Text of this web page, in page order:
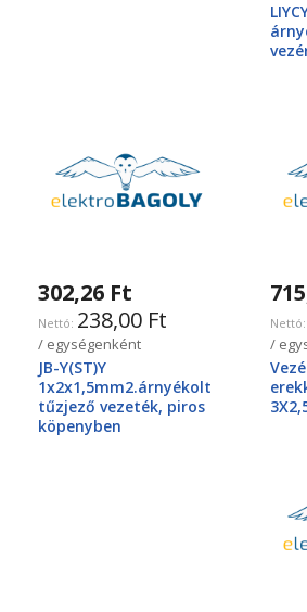
302,26 Ft
238,00 Ft
/ egységenként
JB-Y(ST)Y
1x2x1,5mm2.árnyékolt
tűzjező vezeték, piros
köpenyben
/